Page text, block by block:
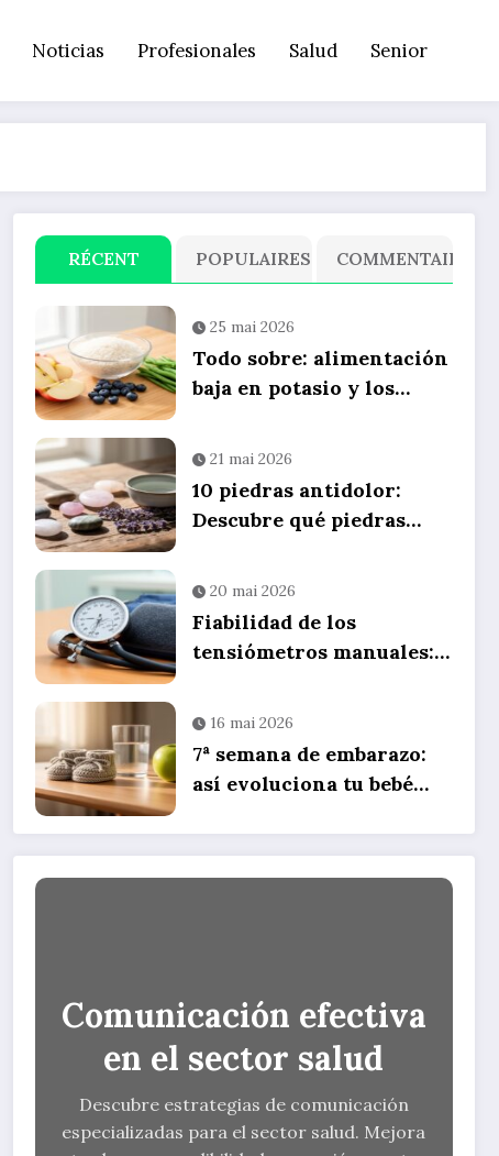
Noticias Profesionales Salud Senior
RÉCENT POPULAIRES COMMENTAIRE
25 mai 2026
Todo sobre: alimentación
baja en potasio y los
saludables para tu dieta
diaria
21 mai 2026
10 piedras antidolor:
Descubre qué piedras
dolores utilizando
litoterapia
20 mai 2026
Fiabilidad de los
tensiómetros manuales:
comparativa de precios y
consejos de uso
16 mai 2026
7ª semana de embarazo:
así evoluciona tu bebé
Comunicación efectiva
en el sector salud
Descubre estrategias de comunicación
especializadas para el sector salud. Mejora